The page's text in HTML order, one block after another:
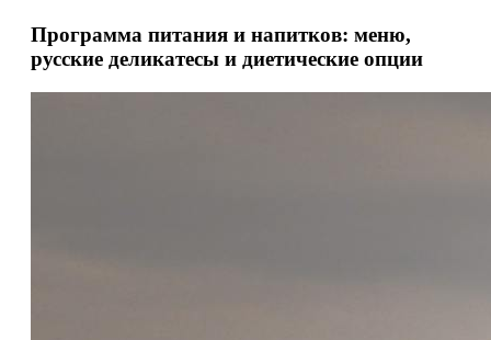
Программа питания и напитков: меню,
русские деликатесы и диетические опции